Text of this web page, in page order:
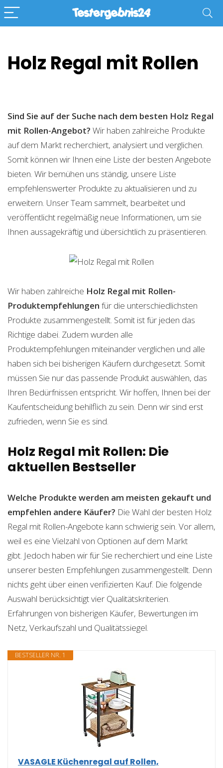
Holz Regal mit Rollen
Sind Sie auf der Suche nach dem besten Holz Regal
mit Rollen-Angebot? Wir haben zahlreiche Produkte
auf dem Markt recherchiert, analysiert und verglichen.
Somit können wir Ihnen eine Liste der besten Angebote
bieten. Wir bemühen uns ständig, unsere Liste
empfehlenswerter Produkte zu aktualisieren und zu
erweitern. Unser Team sammelt, bearbeitet und
veröffentlicht regelmäßig neue Informationen, um sie
Ihnen aussagekräftig und übersichtlich zu präsentieren.
Wir haben zahlreiche Holz Regal mit Rollen-
Produktempfehlungen für die unterschiedlichsten
Produkte zusammengestellt. Somit ist für jeden das
Richtige dabei. Zudem wurden alle
Produktempfehlungen miteinander verglichen und alle
haben sich bei bisherigen Käufern durchgesetzt. Somit
müssen Sie nur das passende Produkt auswählen, das
Ihren Bedürfnissen entspricht. Wir hoffen, Ihnen bei der
Kaufentscheidung behilflich zu sein. Denn wir sind erst
zufrieden, wenn Sie es sind.
Holz Regal mit Rollen: Die
aktuellen Bestseller
Welche Produkte werden am meisten gekauft und
empfehlen andere Käufer? Die Wahl der besten Holz
Regal mit Rollen-Angebote kann schwierig sein. Vor allem,
weil es eine Vielzahl von Optionen auf dem Markt
gibt. Jedoch haben wir für Sie recherchiert und eine Liste
unserer besten Empfehlungen zusammengestellt. Denn
nichts geht über einen verifizierten Kauf. Die folgende
Auswahl berücksichtigt vier Qualitätskriterien.
Erfahrungen von bisherigen Käufer, Bewertungen im
Netz, Verkaufszahl und Qualitätssiegel.
BESTSELLER NR. 1
VASAGLE Küchenregal auf Rollen,